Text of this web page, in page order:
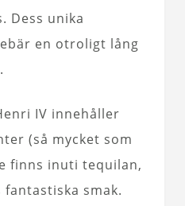
Dess unika
en otroligt lång
IV innehåller
(så mycket som
finns inuti tequilan,
smak.